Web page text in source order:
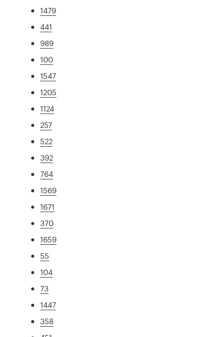
1479
441
989
100
1547
1205
1124
257
522
392
764
1569
1671
370
1659
55
104
73
1447
358